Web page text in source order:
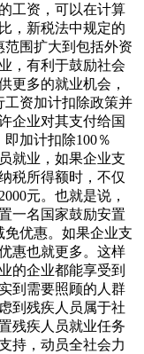
工资，可以在计算
，新税法中规定的
围扩大到包括外资
，有利于鼓励社会
更多的就业机会，
工资加计扣除政策并
企业对其支付给国
加计扣除100％
就业，如果企业支
税所得额时，不仅
元。也就是说，
一名国家鼓励安置
免优惠。如果企业支
惠也就更多。这样
的企业都能享受到
到需要照顾的人群
到残疾人员属于社
残疾人员就业任务
持，动员全社会力